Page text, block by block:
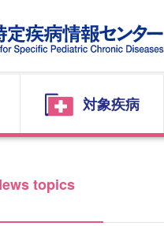
対象疾病
topics